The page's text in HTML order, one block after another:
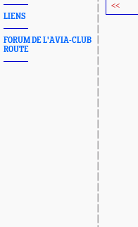
LIENS
FORUM DE L'AVIA-CLUB
ROUTE
<<